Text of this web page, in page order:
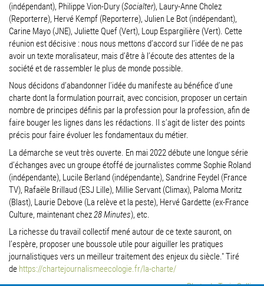
(indépendant), Philippe Vion-Dury (Socialter), Laury-Anne Cholez
(Reporterre), Hervé Kempf (Reporterre), Julien Le Bot (indépendant),
Carine Mayo (JNE), Juliette Quef (Vert), Loup Espargilière (Vert). Cette
réunion est décisive : nous nous mettons d’accord sur l’idée de ne pas
avoir un texte moralisateur, mais d’être à l’écoute des attentes de la
société et de rassembler le plus de monde possible.
Nous décidons d’abandonner l’idée du manifeste au bénéfice d’une
charte dont la formulation pourrait, avec concision, proposer un certain
nombre de principes définis par la profession pour la profession, afin de
faire bouger les lignes dans les rédactions. Il s’agit de lister des points
précis pour faire évoluer les fondamentaux du métier.
La démarche se veut très ouverte. En mai 2022 débute une longue série
d’échanges avec un groupe étoffé de journalistes comme Sophie Roland
(indépendante), Lucile Berland (indépendante), Sandrine Feydel (France
TV), Rafaële Brillaud (ESJ Lille), Millie Servant (Climax), Paloma Moritz
(Blast), Laurie Debove (La relève et la peste), Hervé Gardette (ex-France
Culture, maintenant chez28 Minutes), etc.
La richesse du travail collectif mené autour de ce texte sauront, on
l’espère, proposer une boussole utile pour aiguiller les pratiques
journalistiques vers un meilleur traitement des enjeux du siècle." Tiré
de https://chartejournalismeecologie.fr/la-charte/